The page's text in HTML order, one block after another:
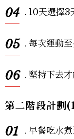
04 . 10天選擇3
05 . 每次運動
06 . 堅持下去
第二階段計
01 . 早餐吃水